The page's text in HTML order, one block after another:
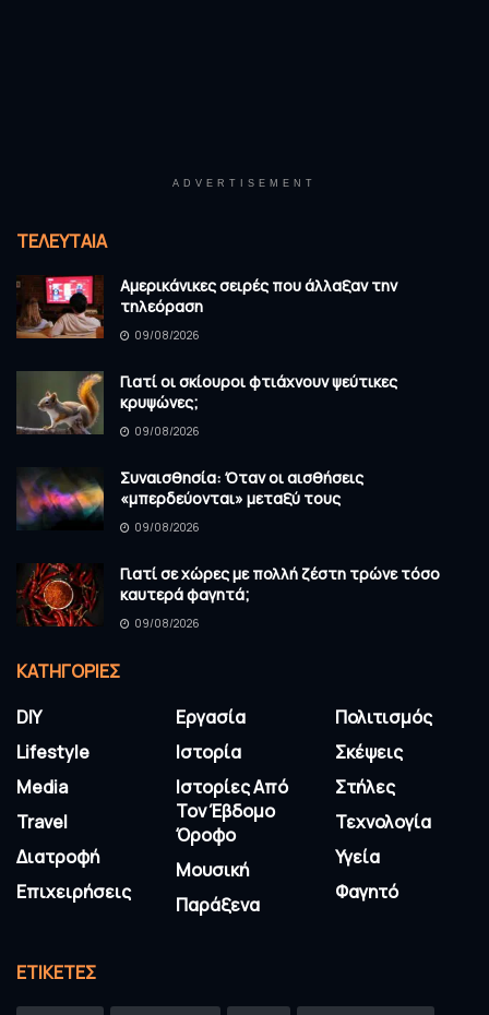
ADVERTISEMENT
ΤΕΛΕΥΤΑΊΑ
Αμερικάνικες σειρές που άλλαξαν την
τηλεόραση
09/08/2026
Γιατί οι σκίουροι φτιάχνουν ψεύτικες
κρυψώνες;
09/08/2026
Συναισθησία: Όταν οι αισθήσεις
«μπερδεύονται» μεταξύ τους
09/08/2026
Γιατί σε χώρες με πολλή ζέστη τρώνε τόσο
καυτερά φαγητά;
09/08/2026
KΑΤΗΓΟΡΊΕΣ
DIY
Lifestyle
Media
Travel
Διατροφή
Επιχειρήσεις
Εργασία
Ιστορία
Ιστορίες Από
Τον Έβδομο
Όροφο
Μουσική
Παράξενα
Πολιτισμός
Σκέψεις
Στήλες
Τεχνολογία
Υγεία
Φαγητό
ΕΤΙΚΈΤΕΣ